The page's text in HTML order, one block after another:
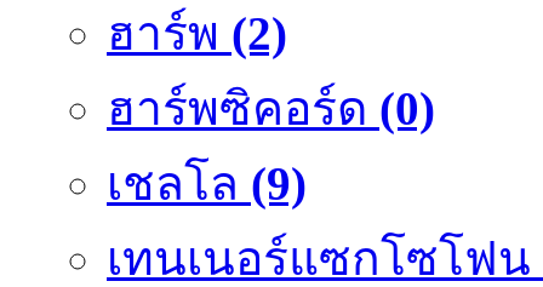
ฮาร์พ (2)
ฮาร์พซิคอร์ด (0)
เชลโล (9)
เทนเนอร์แซกโซโฟน